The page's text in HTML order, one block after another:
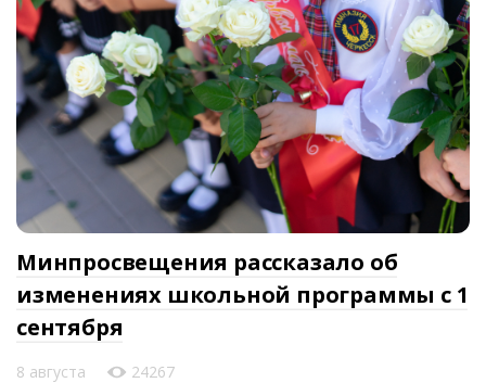
Минпросвещения рассказало об
изменениях школьной программы с 1
сентября
8 августа 24267